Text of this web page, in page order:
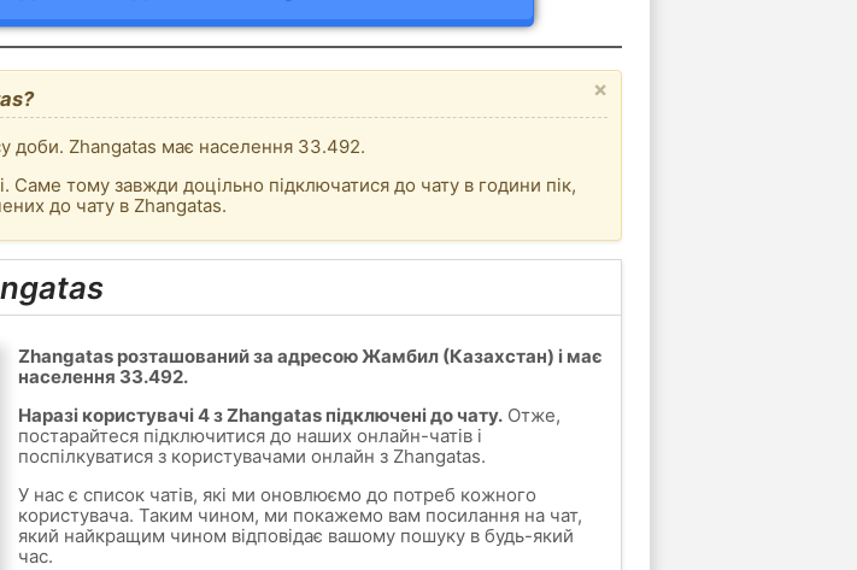
×
доби. Zhangatas має населення 33.492.
Саме тому завжди доцільно підключатися до чату в години пік,
до чату в Zhangatas.
Zhangatas розташований за адресою Жамбил (Казахстан) і має
населення 33.492.
Наразі користувачі 4 з Zhangatas підключені до чату.Отже,
постарайтеся підключитися до наших онлайн-чатів і
поспілкуватися з користувачами онлайн з Zhangatas.
У нас є список чатів, які ми оновлюємо до потреб кожного
користувача. Таким чином, ми покажемо вам посилання на чат,
який найкращим чином відповідає вашому пошуку в будь-який
час.